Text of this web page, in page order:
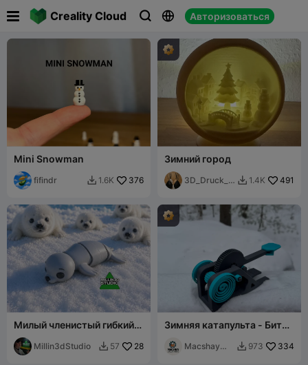
Creality Cloud   Авторизоваться
 
Mini Snowman
fifindr  1.6K 376
Зимний город
3D_Druck_e
 1.4K 491
Милый членистый гибкий
тюлень-малыш
Millin3dStudio  57 28
Зимняя катапульта - Битва
Macshay
 973 334